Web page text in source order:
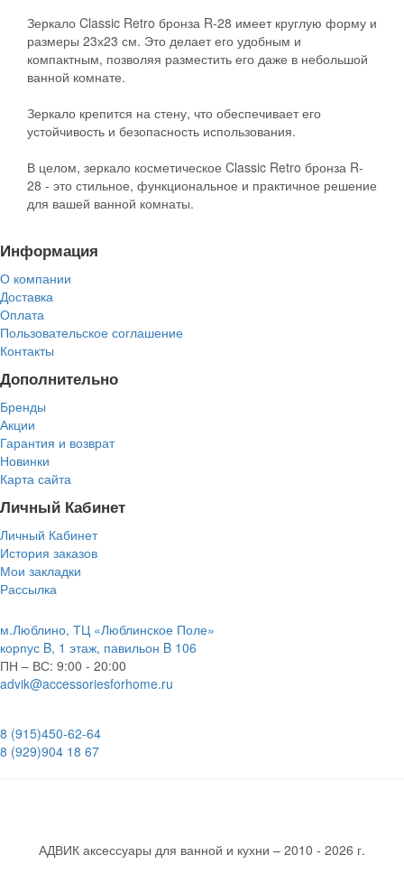
Зеркало Classic Retro бронза R-28 имеет круглую форму и
размеры 23х23 см. Это делает его удобным и
компактным, позволяя разместить его даже в небольшой
ванной комнате.
Зеркало крепится на стену, что обеспечивает его
устойчивость и безопасность использования.
В целом, зеркало косметическое Classic Retro бронза R-
28 - это стильное, функциональное и практичное решение
для вашей ванной комнаты.
Информация
О компании
Доставка
Оплата
Пользовательское соглашение
Контакты
Дополнительно
Бренды
Акции
Гарантия и возврат
Новинки
Карта сайта
Личный Кабинет
Личный Кабинет
История заказов
Мои закладки
Рассылка
м.Люблино, ТЦ «Люблинское Поле»
корпус B, 1 этаж, павильон B 106
ПН – ВС: 9:00 - 20:00
advik@accessoriesforhome.ru
8 (915)450-62-64
8 (929)904 18 67
АДВИК аксессуары для ванной и кухни – 2010 - 2026 г.